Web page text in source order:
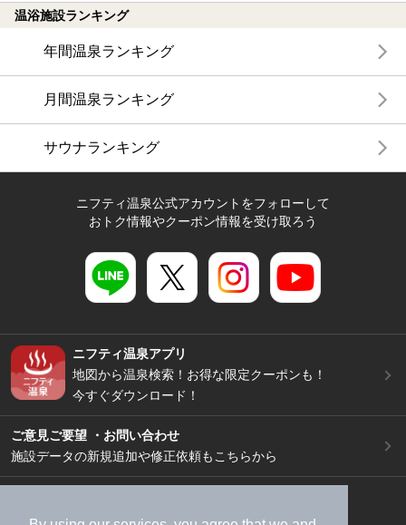
温浴施設ランキング
年間温泉ランキング
月間温泉ランキング
サウナランキング
ニフティ温泉公式アカウントをフォローして
おトク情報やクーポン情報を受け取ろう
ニフティ温泉アプリ
地図から温泉検索！お得な限定クーポンも！
今すぐダウンロード！
ご意見ご要望 ・お問い合わせ
施設データの新規追加や修正依頼もこちらから